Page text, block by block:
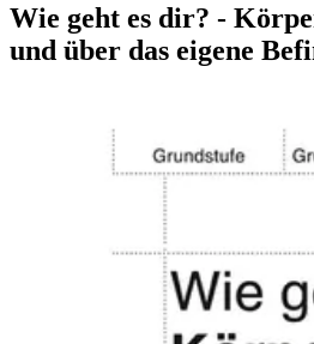
Wie geht es dir? -
und über das eigene